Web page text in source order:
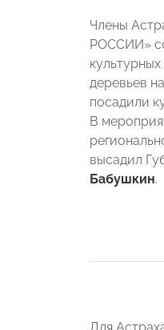
Члены
РОССИИ»
деревьев
посадили
В
высадил
Бабушкин.